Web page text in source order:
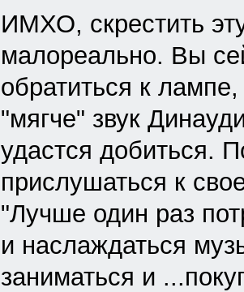
ИМХО, скрестить
малореально. Вы
обратиться к
"мягче" звук
удастся добиться.
прислушаться к
"Лучше один раз
и наслаждаться
заниматься и